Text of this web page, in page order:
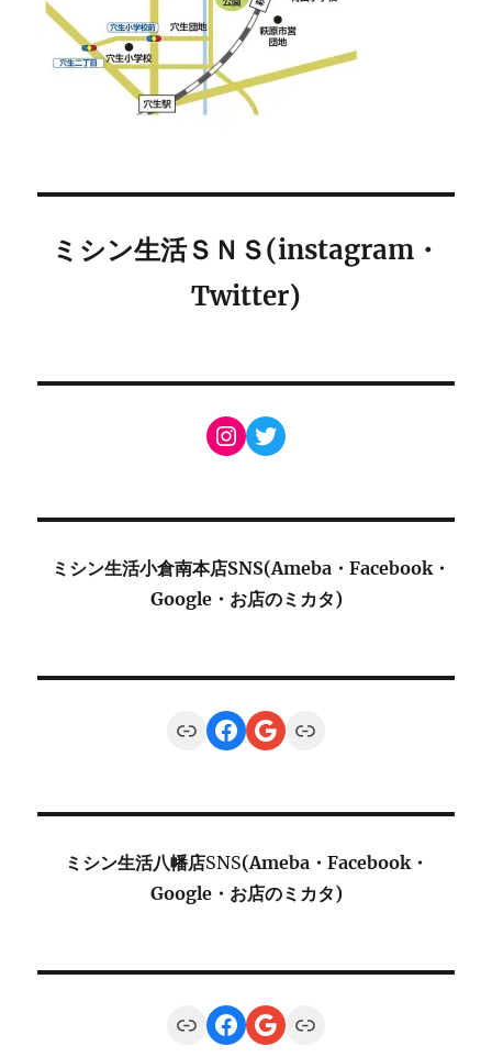
ミシン生活ＳＮＳ(instagram・
Twitter)
Instagram
Twitter
ミシン生活小倉南本店SNS(Ameba・Facebook・
Google・お店のミカタ)
LinkFacebook
Google
Link
ミシン生活八幡店SNS(Ameba・Facebook・
Google・お店のミカタ)
LinkFacebook
Google
Link